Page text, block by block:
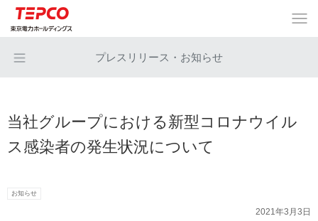
プレスリリース・お知らせ
当社グループにおける新型コロナウイル
ス感染者の発生状況について
お知らせ
2021年3月3日